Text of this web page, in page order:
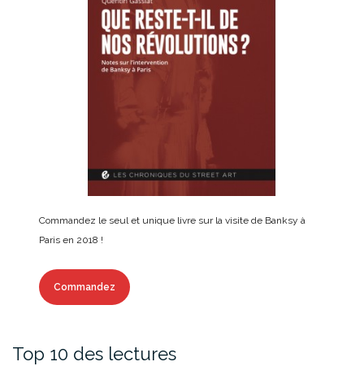
Commandez le seul et unique livre sur la visite de Banksy à
Paris en 2018 !
Commandez
Top 10 des lectures